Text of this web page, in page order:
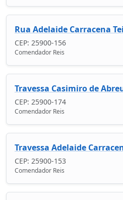
Rua Adelaide Carracena
CEP: 25900-156
Comendador Reis
Travessa Casimiro de
CEP: 25900-174
Comendador Reis
Travessa Adelaide
CEP: 25900-153
Comendador Reis